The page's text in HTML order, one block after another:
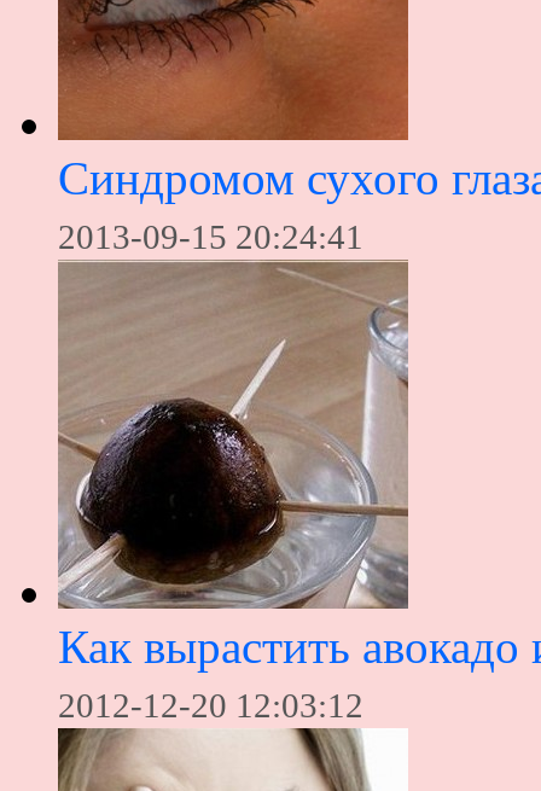
Синдромом сухого
2013-09-15 20:24:41
Как вырастить авокадо
2012-12-20 12:03:12